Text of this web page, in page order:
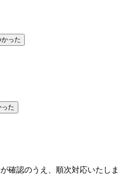
った
た
確認のうえ、順次対応いたしま